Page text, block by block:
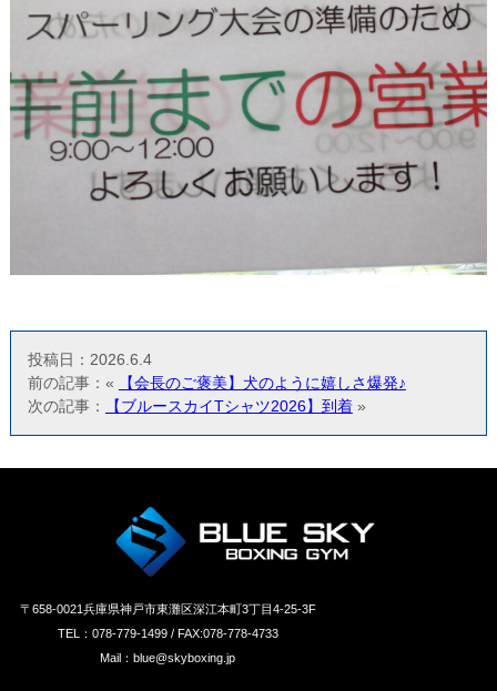
投稿日：2026.6.4
前の記事：«
【会長のご褒美】犬のように嬉しさ爆発♪
次の記事：
【ブルースカイTシャツ2026】到着»
〒658‐0021兵庫県神戸市東灘区深江本町3丁目4-25-3F
TEL：078-779-1499 / FAX:078-778-4733
Mail：blue@skyboxing.jp